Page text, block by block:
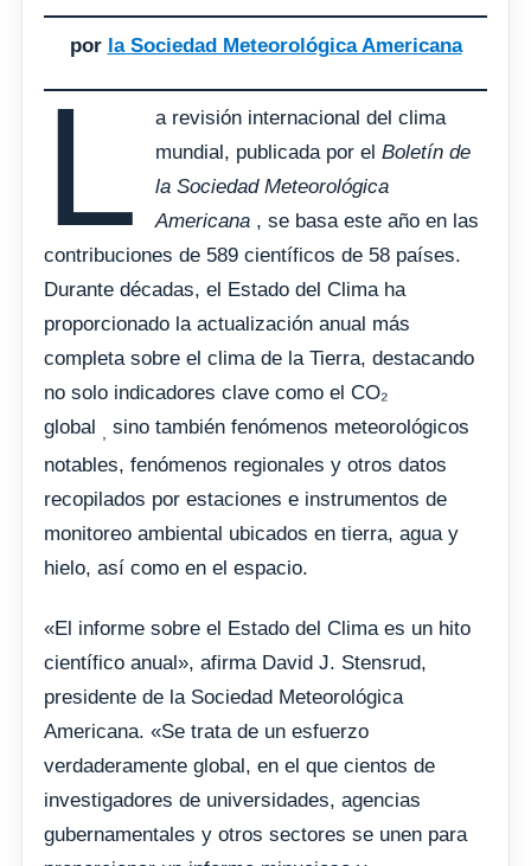
por la Sociedad Meteorológica Americana
L
a revisión internacional del clima
mundial, publicada por elBoletín de
la Sociedad Meteorológica
Americana , se basa este año en las
contribuciones de 589 científicos de 58 países.
Durante décadas, el Estado del Clima ha
proporcionado la actualización anual más
completa sobre el clima de la Tierra, destacando
no solo indicadores clave como el CO₂
global , sino también fenómenos meteorológicos
notables, fenómenos regionales y otros datos
recopilados por estaciones e instrumentos de
monitoreo ambiental ubicados en tierra, agua y
hielo, así como en el espacio.
«El informe sobre el Estado del Clima es un hito
científico anual», afirma David J. Stensrud,
presidente de la Sociedad Meteorológica
Americana. «Se trata de un esfuerzo
verdaderamente global, en el que cientos de
investigadores de universidades, agencias
gubernamentales y otros sectores se unen para